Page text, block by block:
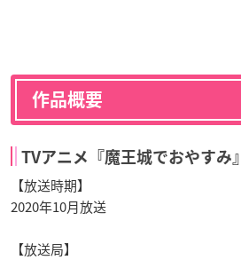
作品概要
TVアニメ『魔王城でおやすみ』
【放送時期】
2020年10月放送
【放送局】